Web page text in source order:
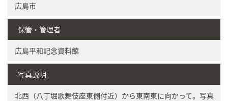
広島市
保管・管理者
広島平和記念資料館
写真説明
北西（八丁堀歌舞伎座東側付近）から東南東に向かって。写真